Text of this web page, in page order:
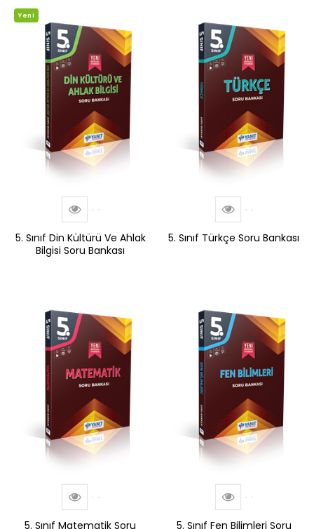
Yeni
5. Sınıf Din Kültürü Ve Ahlak
Bilgisi Soru Bankası
5. Sınıf Türkçe Soru Bankası
5. Sınıf Matematik Soru 5. Sınıf Fen Bilimleri Soru